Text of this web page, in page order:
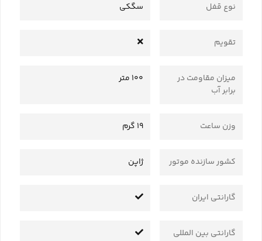
نوع قفل سگکی
تقویم
میزان مقاومت در
برابر آب
100 متر
وزن ساعت 19 گرم
کشور سازنده موتور ژاپن
گارانتی ایران
گارانتی بین المللی